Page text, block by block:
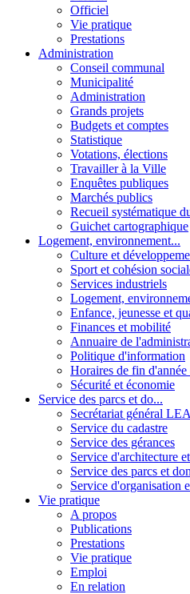
Officiel
Vie pratique
Prestations
Administration
Conseil communal
Municipalité
Administration
Grands projets
Budgets et comptes
Statistique
Votations, élections
Travailler à la Ville
Enquêtes publiques
Marchés publics
Recueil systématique
Guichet cartographique
Logement, environnement...
Culture et
Sport et cohésion
Services industriels
Logement,
Enfance, jeunesse et
Finances et mobilité
Annuaire de
Politique d'information
Horaires de fin
Sécurité et économie
Service des parcs et do...
Secrétariat général LEA
Service du cadastre
Service des gérances
Service d'architecture
Service des parcs et
Service d'organisation
Vie pratique
A propos
Publications
Prestations
Vie pratique
Emploi
En relation